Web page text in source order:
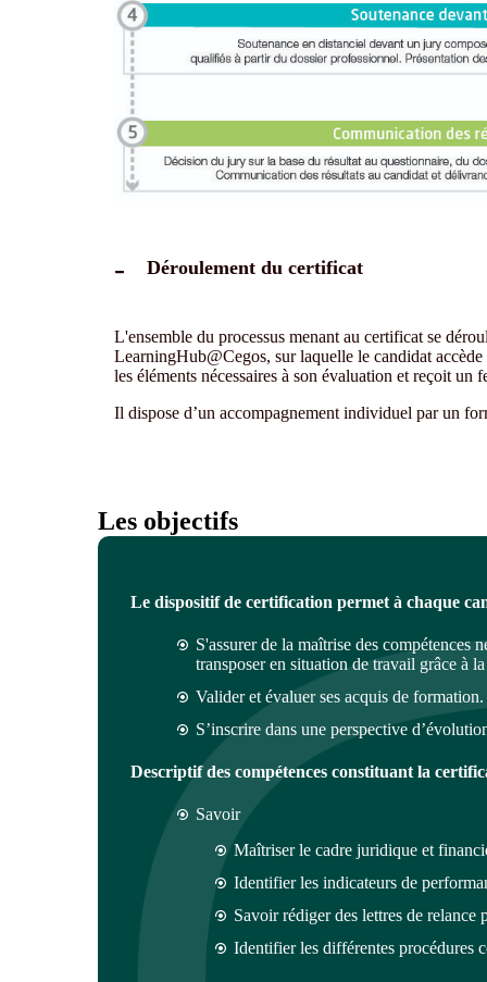
Déroulement du certificat
L'ensemble du processus menant au certificat se
LearningHub@Cegos, sur laquelle le candidat
les éléments nécessaires à son évaluation et reçoit un
Il dispose d’un accompagnement individuel par un
Les objectifs
Le dispositif de certification permet à chaque
S'assurer de la maîtrise des compétences
transposer en situation de travail grâce à
Valider et évaluer ses acquis de formation.
S’inscrire dans une perspective
Descriptif des compétences constituant la
Savoir
Maîtriser le cadre juridique et
Identifier les indicateurs de
Savoir rédiger des lettres de relance
Identifier les différentes procédures